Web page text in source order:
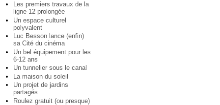
Les premiers travaux de la
ligne 12 prolongée
Un espace culturel
polyvalent
Luc Besson lance (enfin)
sa Cité du cinéma
Un bel équipement pour les
6-12 ans
Un tunnelier sous le canal
La maison du soleil
Un projet de jardins
partagés
Roulez gratuit (ou presque)